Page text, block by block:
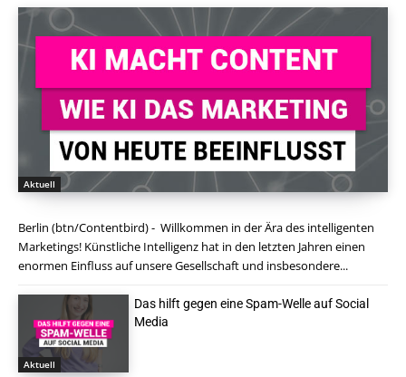
Aktuell
Berlin (btn/Contentbird) - Willkommen in der Ära des intelligenten
Marketings! Künstliche Intelligenz hat in den letzten Jahren einen
enormen Einfluss auf unsere Gesellschaft und insbesondere...
Aktuell
Das hilft gegen eine Spam-Welle auf Social
Media